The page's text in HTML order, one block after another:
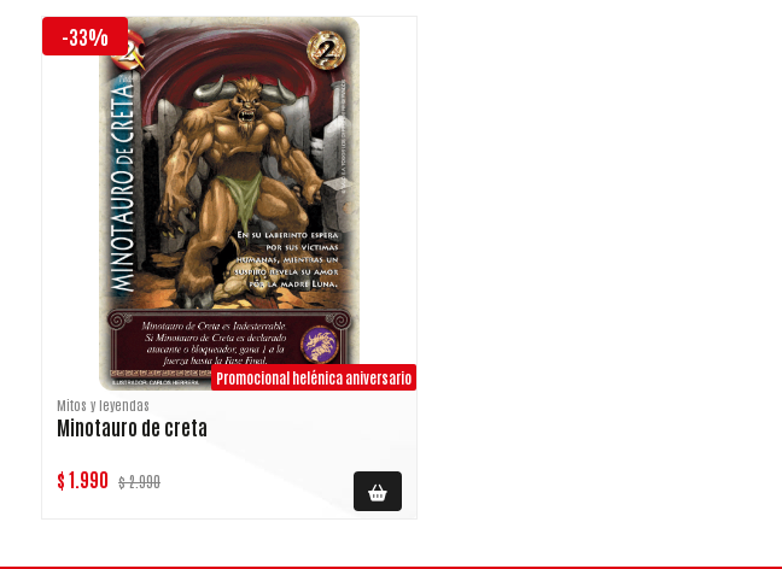
-33%
Promocional helénica aniversario
Mitos y leyendas
Minotauro de creta
$ 1.990 $ 2.990